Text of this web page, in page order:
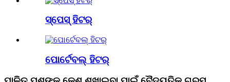
ସ୍ପେସ୍ ହିଟର୍
ପୋର୍ଟେବଲ୍ ହିଟର୍